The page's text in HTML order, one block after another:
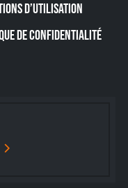
D’UTILISATION
DE CONFIDENTIALITÉ